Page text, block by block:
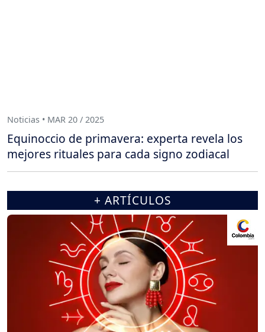
Noticias • MAR 20 / 2025
Equinoccio de primavera: experta revela los
mejores rituales para cada signo zodiacal
+ ARTÍCULOS